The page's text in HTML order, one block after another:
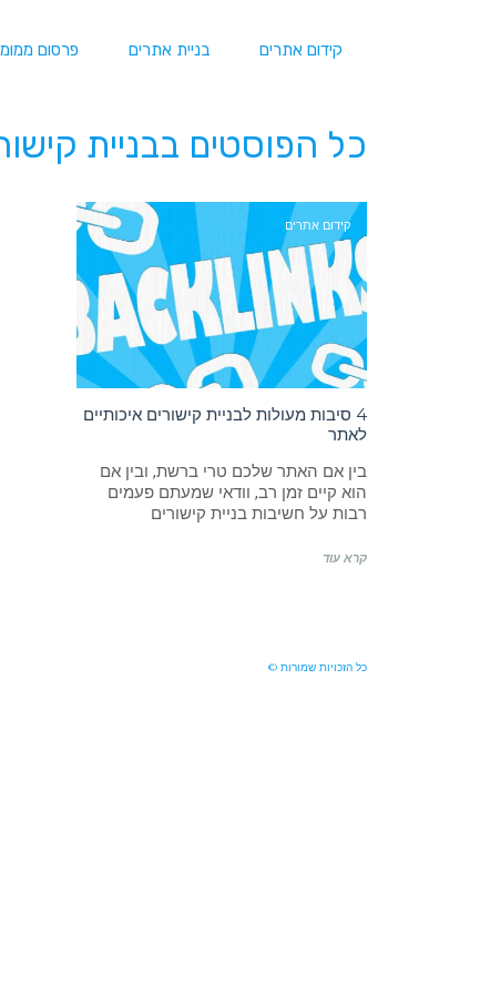
קידום אתרים בניית אתרים פרסום
כל הפוסטים בבניית
קידום אתרים
4 סיבות מעולות לבניית קישורים איכותיים
לאתר
בין אם האתר שלכם טרי ברשת, ובין אם
הוא קיים זמן רב, וודאי שמעתם פעמים
רבות על חשיבות בניית קישורים
קרא עוד
כל הזכויות שמורות ©